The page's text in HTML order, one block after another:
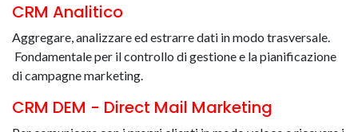
CRM Analitico
Aggregare, analizzare ed estrarre dati in modo trasversale.
Fondamentale per il controllo di gestione e la pianificazione
di campagne marketing.
CRM DEM - Direct Mail Marketing